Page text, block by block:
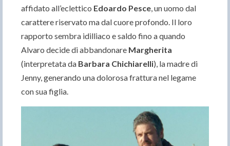
affidato all’eclettico Edoardo Pesce, un uomo dal
carattere riservato ma dal cuore profondo. Il loro
rapporto sembra idilliaco e saldo fino a quando
Alvaro decide di abbandonare Margherita
(interpretata da Barbara Chichiarelli), la madre di
Jenny, generando una dolorosa frattura nel legame
con sua figlia.